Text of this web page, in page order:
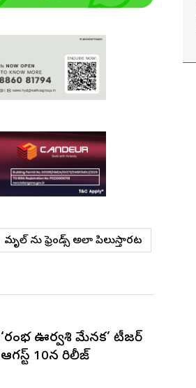
మృణాల్ ను ఫ్రెండ్స్ అలా పిలుస్తార‌ట‌
‘రంభ ఊర్వశి మేనక’ టీజర్
ఆగస్ట్ 10న రిలీజ్